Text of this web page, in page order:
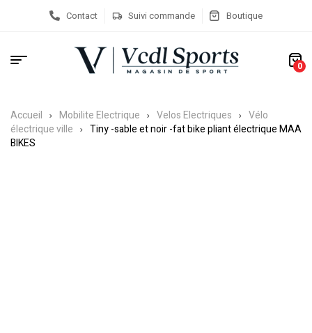
Contact Suivi commande Boutique
0
Accueil Mobilite Electrique Velos Electriques
Vélo
électrique ville
Tiny -sable et noir -fat bike pliant électrique MAA
BIKES